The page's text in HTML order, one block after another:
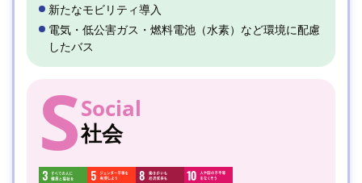
新たなモビリティ導入
電気・低公害ガス・燃料電池（水素）など環境に配慮
したバス
SSocial
社会